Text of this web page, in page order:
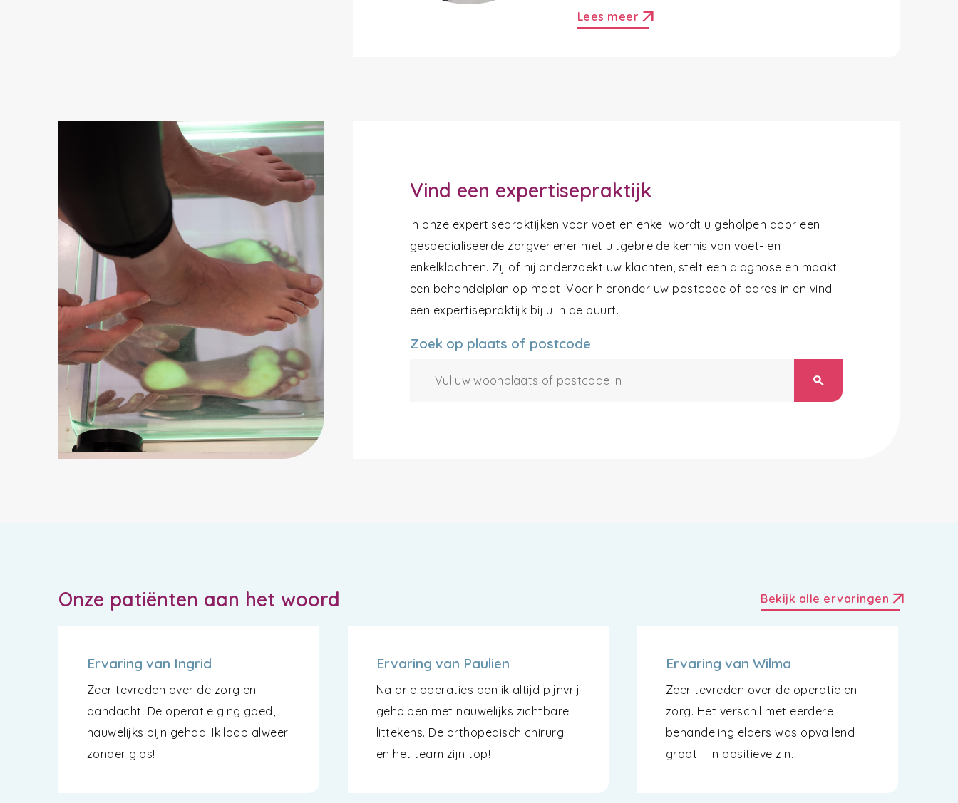
Lees meer arrow_outward
Vind een expertisepraktijk
In onze expertisepraktijken voor voet en enkel wordt u geholpen door een
gespecialiseerde zorgverlener met uitgebreide kennis van voet- en
enkelklachten. Zij of hij onderzoekt uw klachten, stelt een diagnose en maakt
een behandelplan op maat. Voer hieronder uw postcode of adres in en vind
een expertisepraktijk bij u in de buurt.
Zoek op plaats of postcode
search
Onze patiënten aan het woord Bekijk alle ervaringen arrow_outward
Ervaring van Ingrid
Zeer tevreden over de zorg en
aandacht. De operatie ging goed,
nauwelijks pijn gehad. Ik loop alweer
zonder gips!
Ervaring van Paulien
Na drie operaties ben ik altijd pijnvrij
geholpen met nauwelijks zichtbare
littekens. De orthopedisch chirurg
en het team zijn top!
Ervaring van Wilma
Zeer tevreden over de operatie en
zorg. Het verschil met eerdere
behandeling elders was opvallend
groot – in positieve zin.